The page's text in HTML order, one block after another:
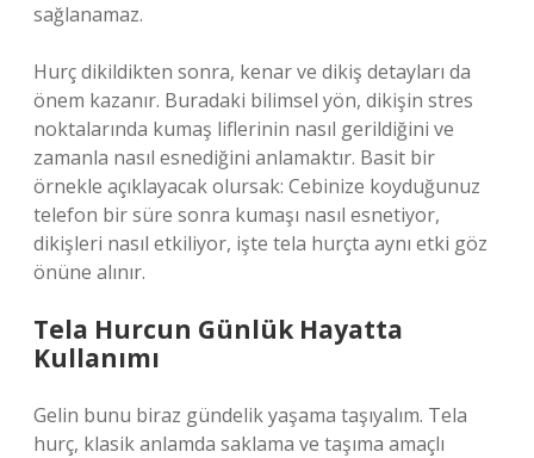
sağlanamaz.
Hurç dikildikten sonra, kenar ve dikiş detayları da
önem kazanır. Buradaki bilimsel yön, dikişin stres
noktalarında kumaş liflerinin nasıl gerildiğini ve
zamanla nasıl esnediğini anlamaktır. Basit bir
örnekle açıklayacak olursak: Cebinize koyduğunuz
telefon bir süre sonra kumaşı nasıl esnetiyor,
dikişleri nasıl etkiliyor, işte tela hurçta aynı etki göz
önüne alınır.
Tela Hurcun Günlük Hayatta
Kullanımı
Gelin bunu biraz gündelik yaşama taşıyalım. Tela
hurç, klasik anlamda saklama ve taşıma amaçlı